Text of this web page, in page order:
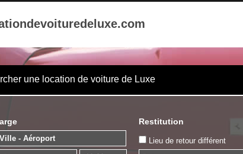
une location de voiture de Luxe
Restitution
Lieu de retour différent